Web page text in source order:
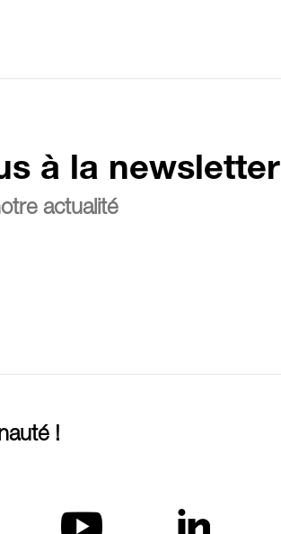
à la newsletter
actualité
!